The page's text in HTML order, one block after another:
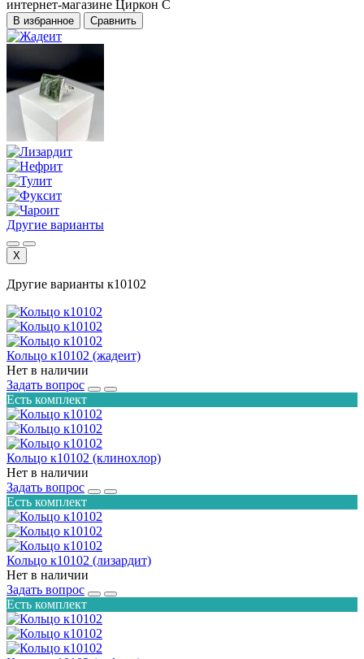
В избранное Сравнить
Другие варианты
X
Другие варианты к10102
Кольцо к10102 (жадеит)
Нет в наличии
Задать вопрос
Есть комплект
Кольцо к10102 (клинохлор)
Нет в наличии
Задать вопрос
Есть комплект
Кольцо к10102 (лизардит)
Нет в наличии
Задать вопрос
Есть комплект